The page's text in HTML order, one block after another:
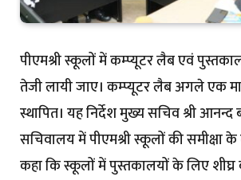
पीएमश्री स्कूलों में कम्प्यूटर लैब एवं
तेजी लायी जाए। कम्प्यूटर लैब अगले एक
स्थापित। यह निर्देश मुख्य सचिव श्री आनन्द
सचिवालय में पीएमश्री स्कूलों की समीक्षा के
कहा कि स्कूलों में पुस्तकालयों के लिए